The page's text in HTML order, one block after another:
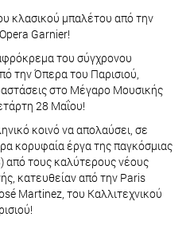
κλασικού μπαλέτου από την
Garnier!
του σύγχρονου
την Όπερα του Παρισιού,
στο Μέγαρο Μουσικής
28 Μαΐου!
κοινό να απολαύσει, σε
κορυφαία έργα της παγκόσμιας
τους καλύτερους νέους
κατευθείαν από την Paris
Martinez, του Καλλιτεχνικού